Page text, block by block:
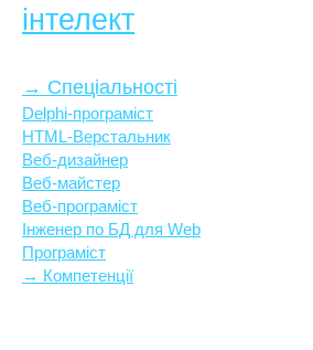
інтелект
→ Спеціальності
Delphi-програміст
HTML-Верстальник
Веб-дизайнер
Веб-майстер
Веб-програміст
Інженер по БД для Web
Програміст
→ Компетенції